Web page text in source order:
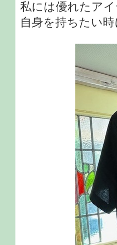
私には優れたア
自身を持ちたい